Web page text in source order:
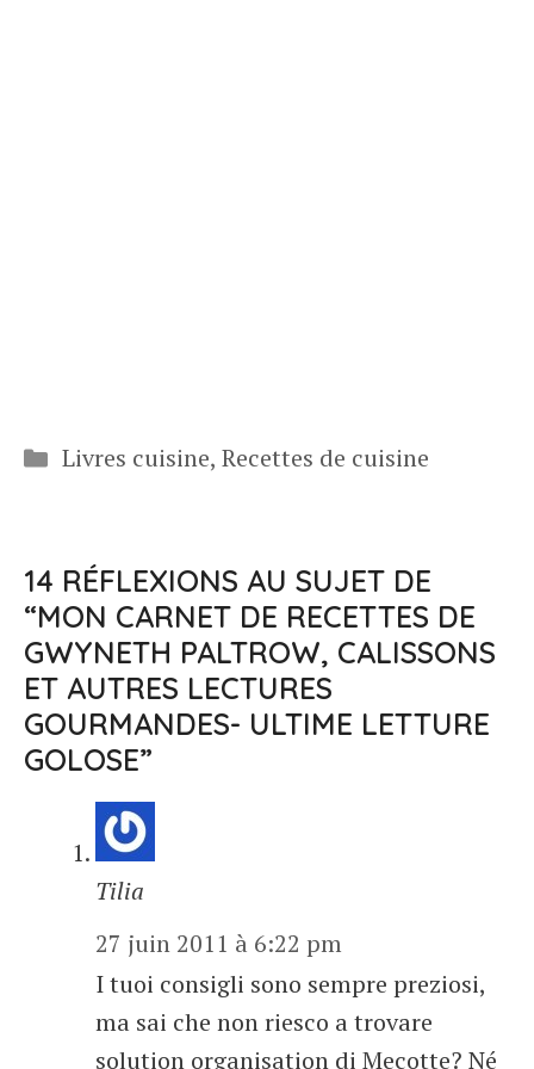
Catégories
Livres cuisine, Recettes de cuisine
14 RÉFLEXIONS AU SUJET DE
“MON CARNET DE RECETTES DE
GWYNETH PALTROW, CALISSONS
ET AUTRES LECTURES
GOURMANDES- ULTIME LETTURE
GOLOSE”
Tilia
27 juin 2011 à 6:22 pm
I tuoi consigli sono sempre preziosi,
ma sai che non riesco a trovare
solution organisation di Mecotte? Né